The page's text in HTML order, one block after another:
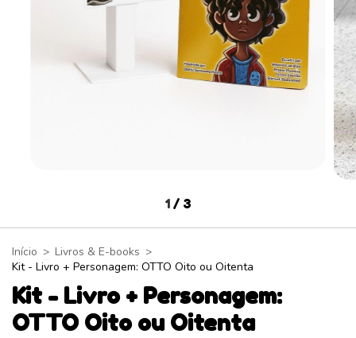
1 / 3
Início > Livros & E-books >
Kit - Livro + Personagem: OTTO Oito ou Oitenta
Kit - Livro + Personagem:
OTTO Oito ou Oitenta